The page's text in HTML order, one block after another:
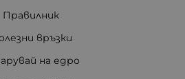
Правилник
връзки
на едро